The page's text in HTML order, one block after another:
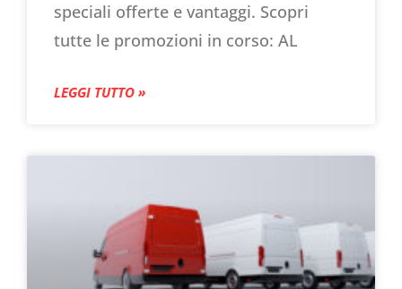
speciali offerte e vantaggi. Scopri
tutte le promozioni in corso: AL
LEGGI TUTTO »